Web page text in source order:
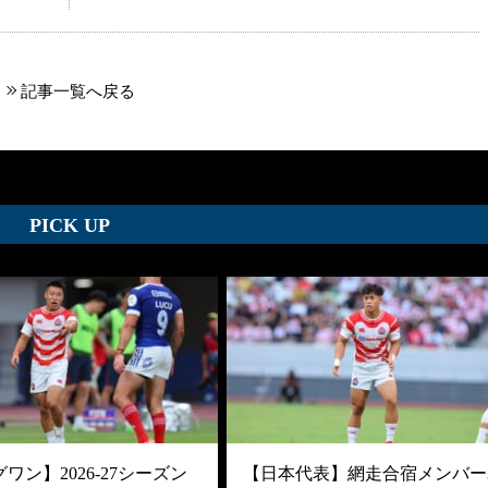
記事一覧へ戻る
PICK UP
ワン】2026-27シーズン 【日本代表】網走合宿メンバ